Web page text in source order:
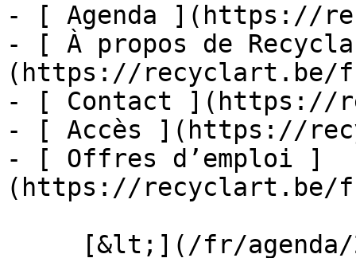
- [ Agenda ](https://
- [ À propos de
(https://recyclart.be/
- [ Contact ](https://
- [ Accès ](https://
- [ Offres d’emploi ]
(https://recyclart.be/